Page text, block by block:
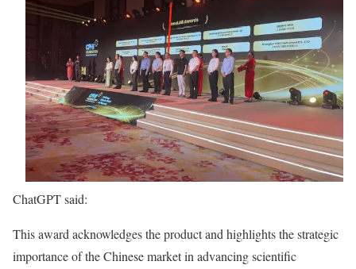
ChatGPT said:
This award acknowledges the product and highlights the strategic
importance of the Chinese market in advancing scientific